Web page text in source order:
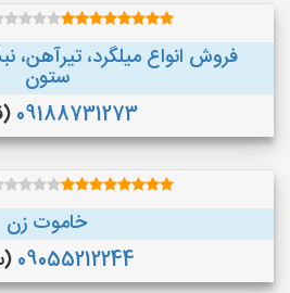
فروش انواع میلگرد،
ستون
09188731273
خاموت زن
09055212244